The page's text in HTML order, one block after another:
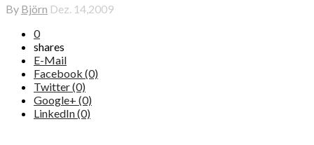
By Björn Dez. 14,2009
0
shares
E-Mail
Facebook (0)
Twitter (0)
Google+ (0)
LinkedIn (0)